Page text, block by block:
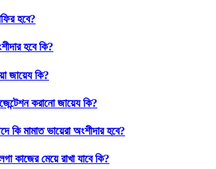
হবে?
হবে কি?
জায়েয কি?
করানো জায়েয কি?
কি মামাত ভায়েরা অংশীদার হবে?
কাজের মেয়ে রাখা যাবে কি?